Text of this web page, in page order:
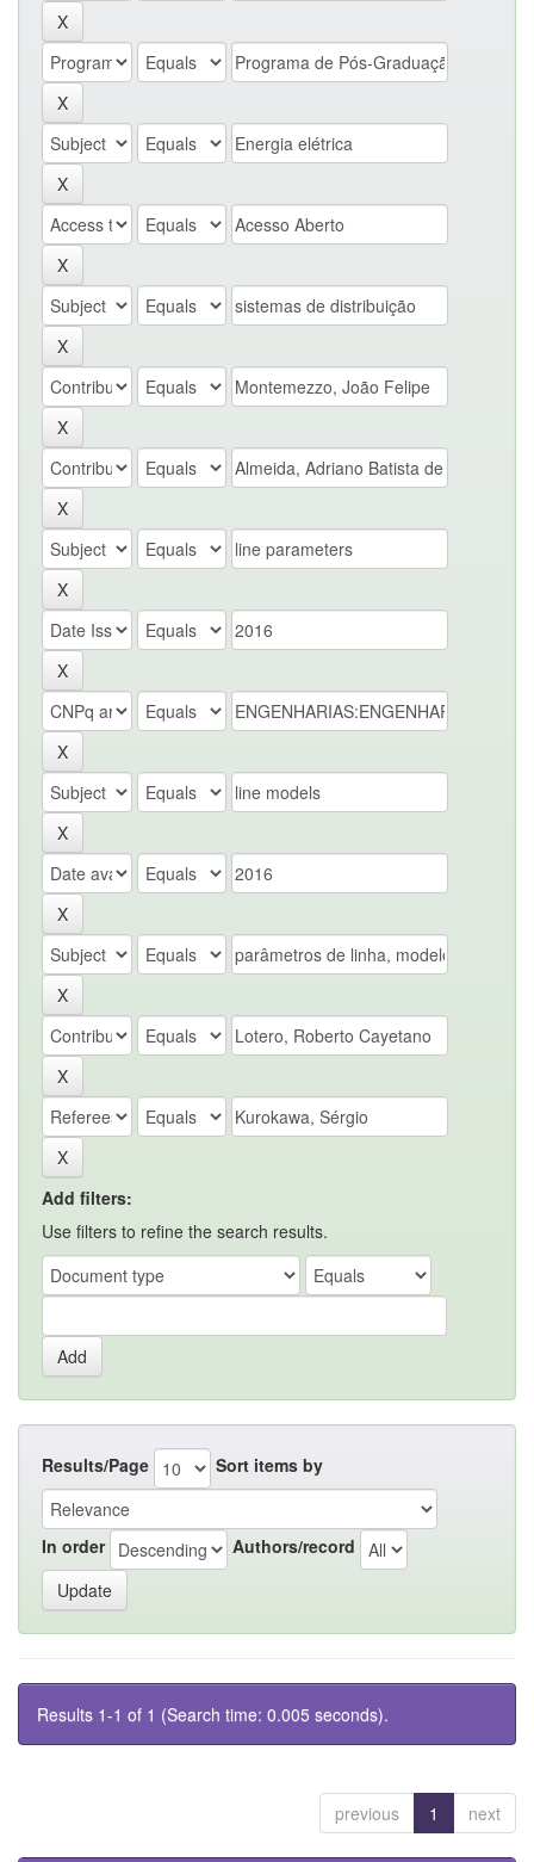
Add filters:
Use filters to refine the search results.
Results/Page Sort items by
In order Authors/record
Results 1-1 of 1 (Search time: 0.005 seconds).
previous 1 next